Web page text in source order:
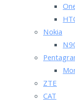
Nokia
ZTE
CAT